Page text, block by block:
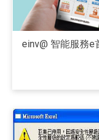
einv@ 智能服務